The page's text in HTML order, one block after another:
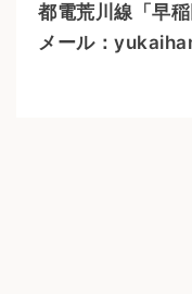
都電荒川線「早
メール：